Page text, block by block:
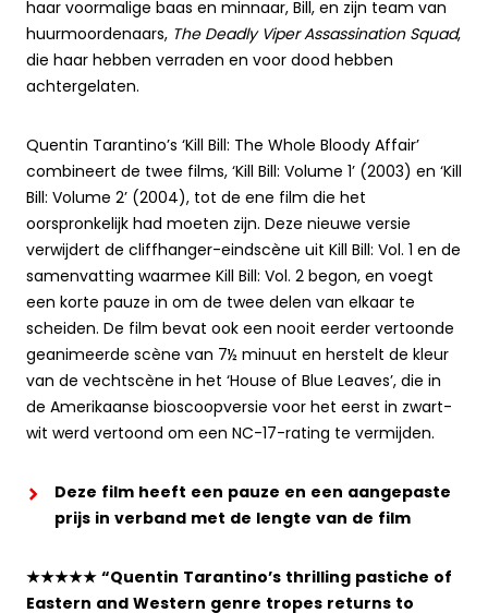
haar voormalige baas en minnaar, Bill, en zijn team van
huurmoordenaars, The Deadly Viper Assassination Squad,
die haar hebben verraden en voor dood hebben
achtergelaten.
Quentin Tarantino’s ‘Kill Bill: The Whole Bloody Affair’
combineert de twee films, ‘Kill Bill: Volume 1’ (2003) en ‘Kill
Bill: Volume 2’ (2004), tot de ene film die het
oorspronkelijk had moeten zijn. Deze nieuwe versie
verwijdert de cliffhanger-eindscène uit Kill Bill: Vol. 1 en de
samenvatting waarmee Kill Bill: Vol. 2 begon, en voegt
een korte pauze in om de twee delen van elkaar te
scheiden. De film bevat ook een nooit eerder vertoonde
geanimeerde scène van 7½ minuut en herstelt de kleur
van de vechtscène in het ‘House of Blue Leaves’, die in
de Amerikaanse bioscoopversie voor het eerst in zwart-
wit werd vertoond om een NC-17-rating te vermijden.
Deze film heeft een pauze en een aangepaste
prijs in verband met de lengte van de film
★★★★★ “Quentin Tarantino’s thrilling pastiche of
Eastern and Western genre tropes returns to